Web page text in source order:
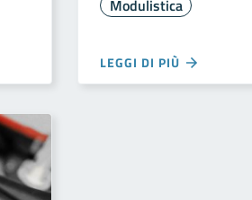
Modulistica
LEGGI DI PIÙ